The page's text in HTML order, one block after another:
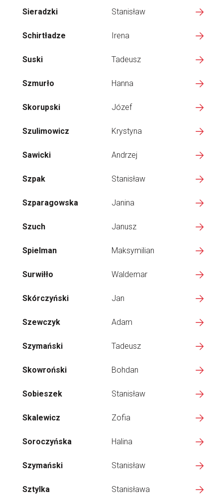
Sieradzki Stanisław
Schirtładze Irena
Suski Tadeusz
Szmurło Hanna
Skorupski Józef
Szulimowicz Krystyna
Sawicki Andrzej
Szpak Stanisław
Szparagowska Janina
Szuch Janusz
Spielman Maksymilian
Surwiłło Waldemar
Skórczyński Jan
Szewczyk Adam
Szymański Tadeusz
Skowroński Bohdan
Sobieszek Stanisław
Skalewicz Zofia
Soroczyńska Halina
Szymański Stanisław
Sztylka Stanisława